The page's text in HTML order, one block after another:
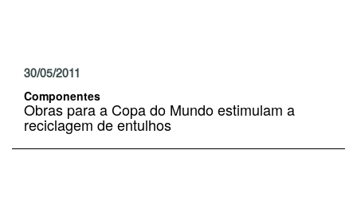
30/05/2011
Componentes
Obras para a Copa do Mundo estimulam a
reciclagem de entulhos